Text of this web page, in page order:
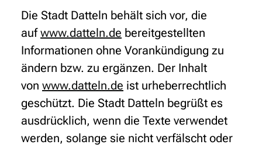
Die Stadt Datteln behält sich vor, die
aufwww.datteln.de bereitgestellten
Informationen ohne Vorankündigung zu
ändern bzw. zu ergänzen. Der Inhalt
von www.datteln.de ist urheberrechtlich
geschützt. Die Stadt Datteln begrüßt es
ausdrücklich, wenn die Texte verwendet
werden, solange sie nicht verfälscht oder